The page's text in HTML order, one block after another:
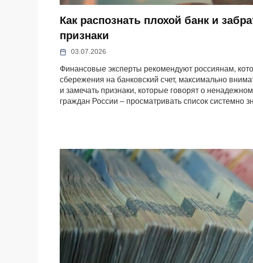
Как распознать плохой банк и
признаки
03.07.2026
Финансовые эксперты рекомендуют россиянам,
сбережения на банковский счет, максимально
и замечать признаки, которые говорят о
граждан России – просматривать список системно